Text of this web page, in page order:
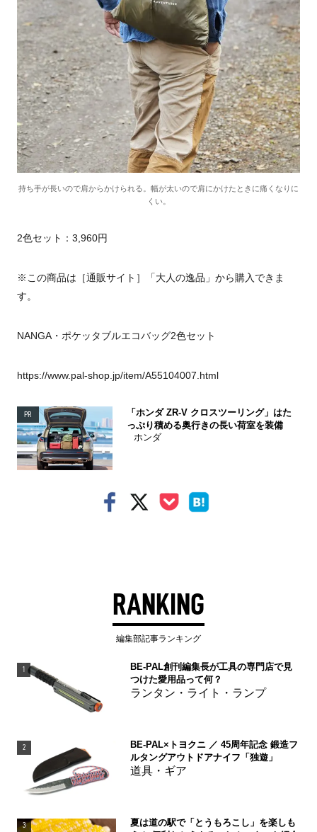
持ち手が長いので肩からかけられる。幅が太いので肩にかけたときに痛くなりに
くい。
2色セット：3,960円
※この商品は［通販サイト］「大人の逸品」から購入できま
す。
NANGA・ポケッタブルエコバッグ2色セット
https://www.pal-shop.jp/item/A55104007.html
PR
「ホンダ ZR-V クロスツーリング」はた
っぷり積める奥行きの長い荷室を装備
ホンダ
RANKING
編集部記事ランキング
1
BE-PAL創刊編集長が工具の専門店で見
つけた愛用品って何？
ランタン・ライト・ランプ
2
BE-PAL×トヨクニ ／ 45周年記念 鍛造フ
ルタングアウトドアナイフ「独遊」
道具・ギア
3
夏は道の駅で「とうもろこし」を楽しも